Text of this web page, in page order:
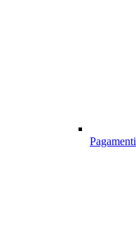
Pagamenti